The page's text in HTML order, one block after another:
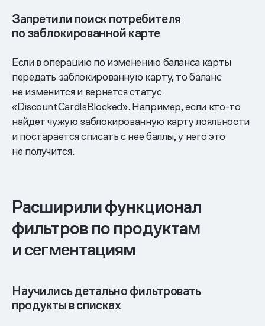
Запретили поиск потребителя
по заблокированной карте
Если в операцию по изменению баланса карты
передать заблокированную карту, то баланс
не изменится и вернется статус
«DiscountCardIsBlocked». Например, если кто-то
найдет чужую заблокированную карту лояльности
и постарается списать с нее баллы, у него это
не получится.
Расширили функционал
фильтров по продуктам
и сегментациям
Научились детально фильтровать
продукты в списках